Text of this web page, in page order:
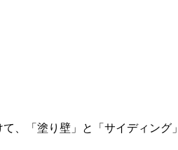
、「塗り壁」と「サイディング